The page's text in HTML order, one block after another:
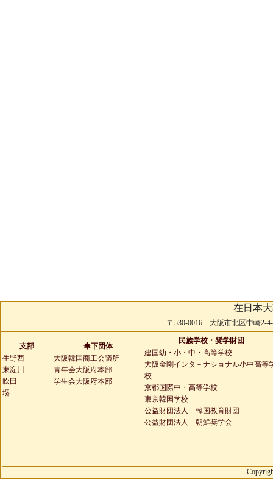
在日本
〒530-0016 大阪市北区中崎2-
支部
生野西
東淀川
吹田
堺
傘下団体
大阪韓国商工会議所
青年会大阪府本部
学生会大阪府本部
民族学校・奨学財団
建国幼・小・中・高等学校
大阪金剛インタ－ナショナル小中高等
校
京都国際中・高等学校
東京韓国学校
公益財団法人 韓国教育財団
公益財団法人 朝鮮奨学会